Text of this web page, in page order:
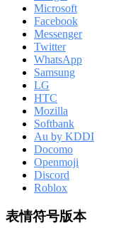
Microsoft
Facebook
Messenger
Twitter
WhatsApp
Samsung
LG
HTC
Mozilla
Softbank
Au by KDDI
Docomo
Openmoji
Discord
Roblox
表情符号版本